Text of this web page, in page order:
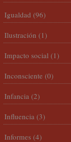
Igualdad (96)
Ilustración (1)
Impacto social (1)
Inconsciente (0)
Infancia (2)
Influencia (3)
Informes (4)